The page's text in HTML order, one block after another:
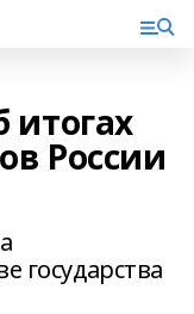
итогах
России
государства